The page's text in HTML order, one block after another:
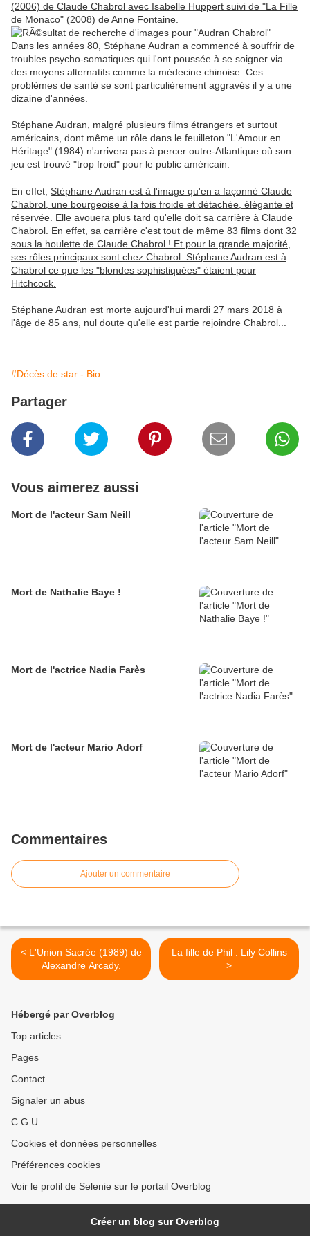
(2006) de Claude Chabrol avec Isabelle Huppert suivi de "La Fille
de Monaco" (2008) de Anne Fontaine.
Dans les années 80, Stéphane Audran a commencé à souffrir de
troubles psycho-somatiques qui l'ont poussée à se soigner via
des moyens alternatifs comme la médecine chinoise. Ces
problèmes de santé se sont particulièrement aggravés il y a une
dizaine d'années.
Stéphane Audran, malgré plusieurs films étrangers et surtout
américains, dont même un rôle dans le feuilleton "L'Amour en
Héritage" (1984) n'arrivera pas à percer outre-Atlantique où son
jeu est trouvé "trop froid" pour le public américain.
En effet, Stéphane Audran est à l'image qu'en a façonné Claude
Chabrol, une bourgeoise à la fois froide et détachée, élégante et
réservée. Elle avouera plus tard qu'elle doit sa carrière à Claude
Chabrol. En effet, sa carrière c'est tout de même 83 films dont 32
sous la houlette de Claude Chabrol ! Et pour la grande majorité,
ses rôles principaux sont chez Chabrol. Stéphane Audran est à
Chabrol ce que les "blondes sophistiquées" étaient pour
Hitchcock.
Stéphane Audran est morte aujourd'hui mardi 27 mars 2018 à
l'âge de 85 ans, nul doute qu'elle est partie rejoindre Chabrol...
#Décès de star - Bio
Partager
Vous aimerez aussi
Mort de l'acteur Sam Neill
Mort de Nathalie Baye !
Mort de l'actrice Nadia Farès
Mort de l'acteur Mario Adorf
Commentaires
Ajouter un commentaire
< L'Union Sacrée (1989) de
Alexandre Arcady.
La fille de Phil : Lily Collins
>
Hébergé par Overblog
Top articles
Pages
Contact
Signaler un abus
C.G.U.
Cookies et données personnelles
Préférences cookies
Voir le profil de Selenie sur le portail Overblog
Créer un blog sur Overblog